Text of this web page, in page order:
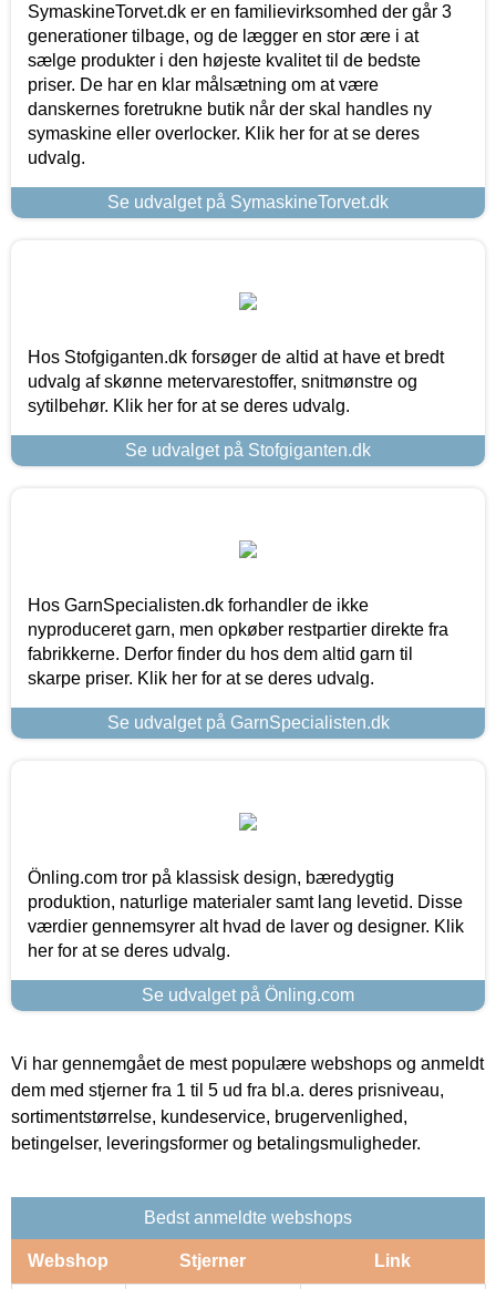
SymaskineTorvet.dk er en familievirksomhed der går 3
generationer tilbage, og de lægger en stor ære i at
sælge produkter i den højeste kvalitet til de bedste
priser. De har en klar målsætning om at være
danskernes foretrukne butik når der skal handles ny
symaskine eller overlocker. Klik her for at se deres
udvalg.
Se udvalget på SymaskineTorvet.dk
Hos Stofgiganten.dk forsøger de altid at have et bredt
udvalg af skønne metervarestoffer, snitmønstre og
sytilbehør. Klik her for at se deres udvalg.
Se udvalget på Stofgiganten.dk
Hos GarnSpecialisten.dk forhandler de ikke
nyproduceret garn, men opkøber restpartier direkte fra
fabrikkerne. Derfor finder du hos dem altid garn til
skarpe priser. Klik her for at se deres udvalg.
Se udvalget på GarnSpecialisten.dk
Önling.com tror på klassisk design, bæredygtig
produktion, naturlige materialer samt lang levetid. Disse
værdier gennemsyrer alt hvad de laver og designer. Klik
her for at se deres udvalg.
Se udvalget på Önling.com
Vi har gennemgået de mest populære webshops og anmeldt
dem med stjerner fra 1 til 5 ud fra bl.a. deres prisniveau,
sortimentstørrelse, kundeservice, brugervenlighed,
betingelser, leveringsformer og betalingsmuligheder.
Bedst anmeldte webshops
Webshop Stjerner Link